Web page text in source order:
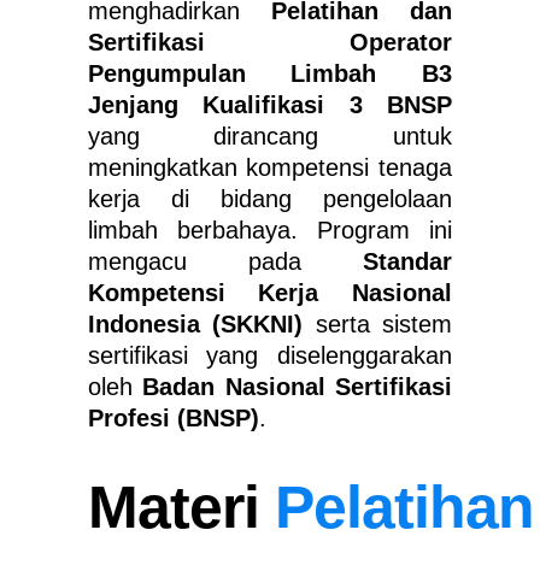
menghadirkan Pelatihan dan
Sertifikasi Operator
Pengumpulan Limbah B3
Jenjang Kualifikasi 3 BNSP
yang dirancang untuk
meningkatkan kompetensi tenaga
kerja di bidang pengelolaan
limbah berbahaya. Program ini
mengacu pada Standar
Kompetensi Kerja Nasional
Indonesia (SKKNI) serta sistem
sertifikasi yang diselenggarakan
oleh Badan Nasional Sertifikasi
Profesi (BNSP).
Materi Pelatihan